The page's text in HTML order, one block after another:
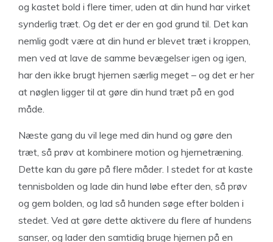
og kastet bold i flere timer, uden at din hund har virket
synderlig træt. Og det er der en god grund til. Det kan
nemlig godt være at din hund er blevet træt i kroppen,
men ved at lave de samme bevægelser igen og igen,
har den ikke brugt hjernen særlig meget – og det er her
at nøglen ligger til at gøre din hund træt på en god
måde.
Næste gang du vil lege med din hund og gøre den
træt, så prøv at kombinere motion og hjernetræning.
Dette kan du gøre på flere måder. I stedet for at kaste
tennisbolden og lade din hund løbe efter den, så prøv
og gem bolden, og lad så hunden søge efter bolden i
stedet. Ved at gøre dette aktivere du flere af hundens
sanser, og lader den samtidig bruge hjernen på en